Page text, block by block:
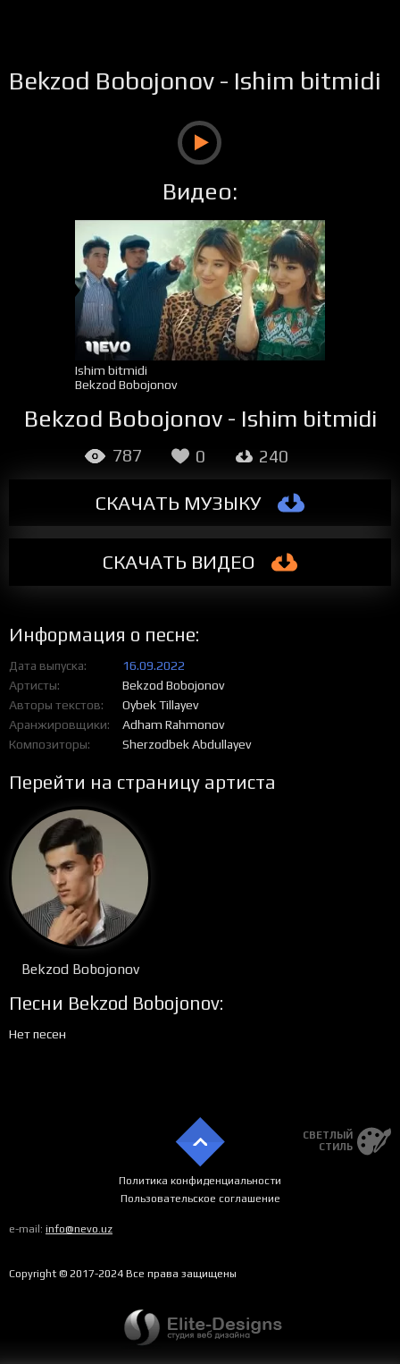
Bekzod Bobojonov - Ishim bitmidi
Видео:
Ishim bitmidi
Bekzod Bobojonov
Bekzod Bobojonov - Ishim bitmidi
СКАЧАТЬ МУЗЫКУ
СКАЧАТЬ ВИДЕО
787 0 240
Информация о песне:
Дата выпуска
16.09.2022
Артисты
Bekzod Bobojonov
Авторы текстов
Oybek Tillayev
Аранжировщики
Adham Rahmonov
Композиторы
Sherzodbek Abdullayev
Перейти на страницу артиста
Bekzod Bobojonov
Песни Bekzod Bobojonov:
Нет песен
СВЕТЛЫЙ
СТИЛЬ
Политика конфиденциальности
Пользовательское соглашение
e-mail: info@nevo.uz
Copyright © 2017-2024 Все права защищены